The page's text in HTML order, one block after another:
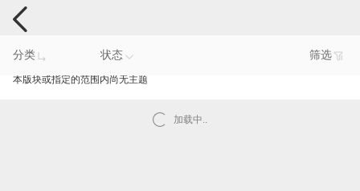
手机反馈
分类 状态 筛选
本版块或指定的范围内尚无主题
加载中..